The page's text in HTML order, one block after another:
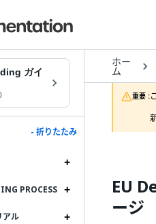
ガイ
- 折りたたみ
PROCESS
アル
ホー
ム
重要 :
EU
ージ